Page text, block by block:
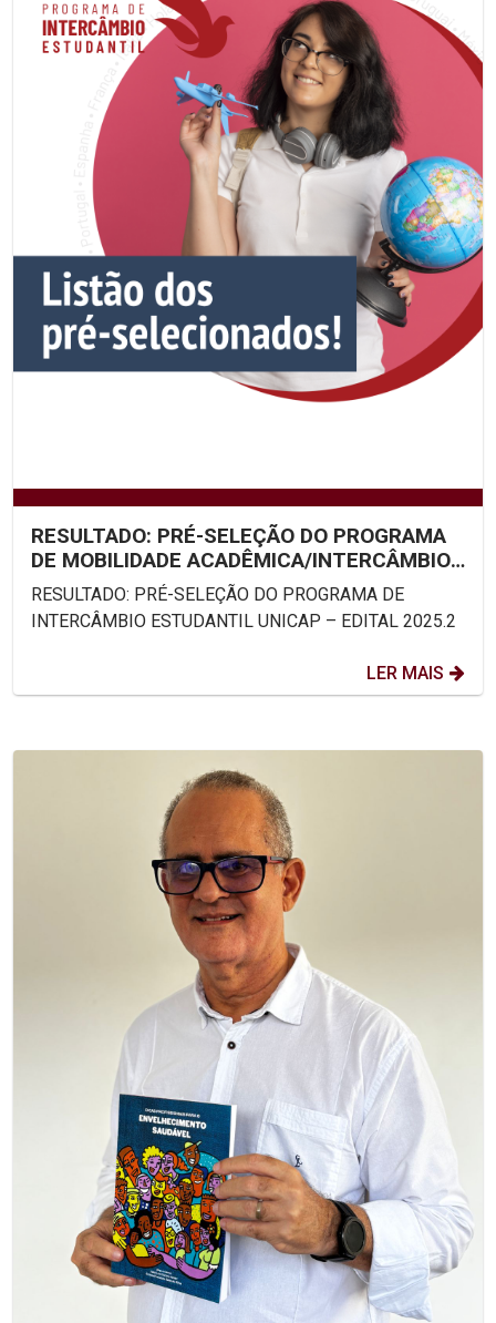
RESULTADO: PRÉ-SELEÇÃO DO PROGRAMA
DE MOBILIDADE ACADÊMICA/INTERCÂMBIO
ESTUDANTIL UNICAP – EDITAL...
RESULTADO: PRÉ-SELEÇÃO DO PROGRAMA DE
INTERCÂMBIO ESTUDANTIL UNICAP – EDITAL 2025.2
LER MAIS